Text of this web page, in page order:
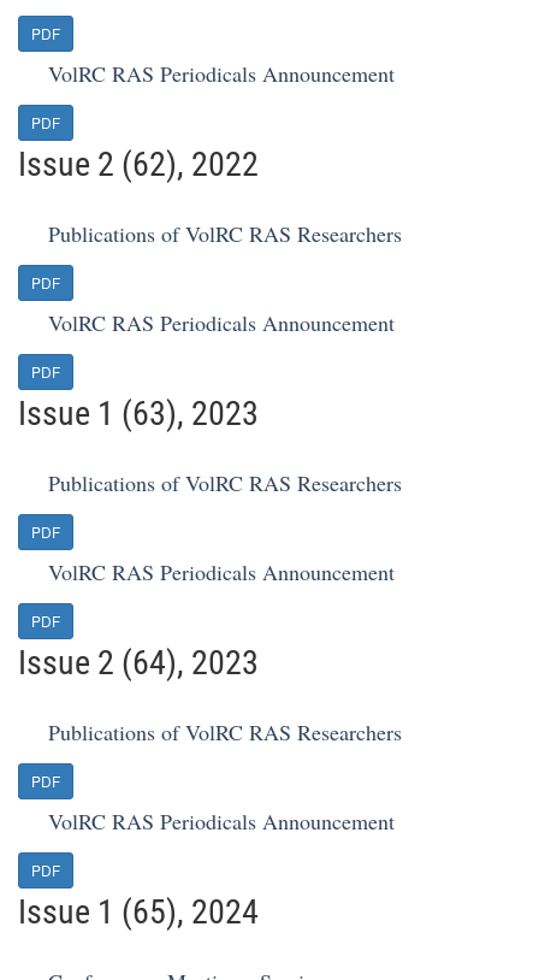
PDF
VolRC RAS Periodicals Announcement
PDF
Issue 2 (62), 2022
Publications of VolRC RAS Researchers
PDF
VolRC RAS Periodicals Announcement
PDF
Issue 1 (63), 2023
Publications of VolRC RAS Researchers
PDF
VolRC RAS Periodicals Announcement
PDF
Issue 2 (64), 2023
Publications of VolRC RAS Researchers
PDF
VolRC RAS Periodicals Announcement
PDF
Issue 1 (65), 2024